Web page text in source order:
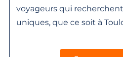
voyageurs qui
uniques, que ce soit à